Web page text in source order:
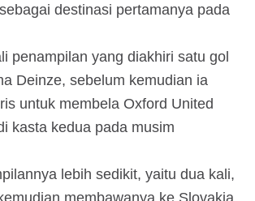
destinasi pertamanya pada
penampilan yang diakhiri satu gol
Deinze, sebelum kemudian ia
untuk membela Oxford United
kasta kedua pada musim
lebih sedikit, yaitu dua kali,
membawanya ke Slovakia